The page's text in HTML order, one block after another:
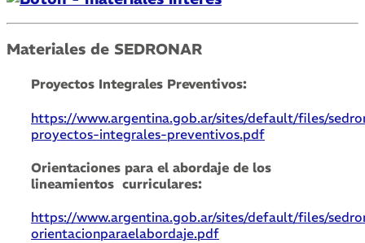
Materiales de SEDRONAR
Proyectos Integrales Preventivos:
https://www.argentina.gob.ar/sites/default/files/
proyectos-integrales-preventivos.pdf
Orientaciones para el abordaje de los
lineamientos curriculares:
https://www.argentina.gob.ar/sites/default/files/
orientacionparaelabordaje.pdf